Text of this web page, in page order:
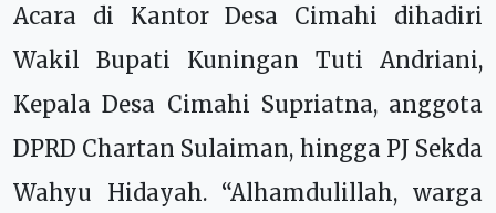
Acara di Kantor Desa Cimahi dihadiri
Wakil Bupati Kuningan Tuti Andriani,
Kepala Desa Cimahi Supriatna, anggota
DPRD Chartan Sulaiman, hingga PJ Sekda
Wahyu Hidayah. “Alhamdulillah, warga